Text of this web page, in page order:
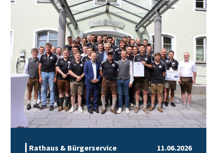
11.06.2026
Rathaus & Bürgerservice